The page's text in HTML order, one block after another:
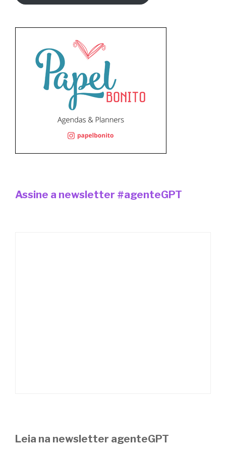
Assine a newsletter #agenteGPT
Leia na newsletter agenteGPT